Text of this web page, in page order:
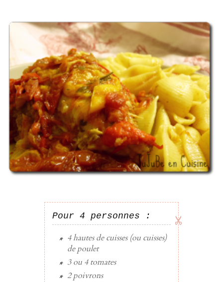
Pour 4 personnes :
4hautes de cuisses (ou cuisses)
depoulet
3 ou 4 tomates
2 poivrons